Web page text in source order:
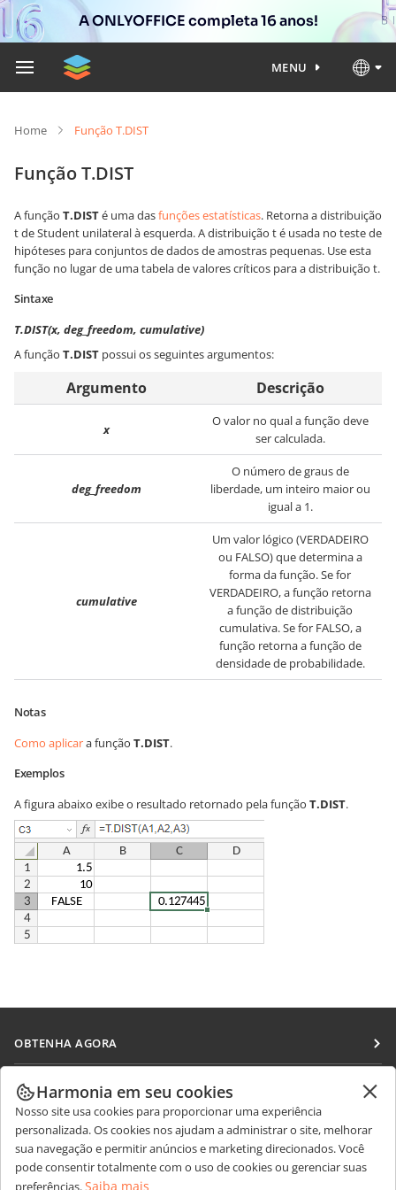
A ONLYOFFICE completa 16 anos!
MENU
Home Função T.DIST
Função T.DIST
A função T.DISTé uma dasfunções estatísticas. Retorna a distribuição
t de Student unilateral à esquerda. A distribuição t é usada no teste de
hipóteses para conjuntos de dados de amostras pequenas. Use esta
função no lugar de uma tabela de valores críticos para a distribuição t.
Sintaxe
T.DIST(x, deg_freedom, cumulative)
A função T.DIST possui os seguintes argumentos:
Argumento Descrição
x
O valor no qual a função deve
ser calculada.
deg_freedom
O número de graus de
liberdade, um inteiro maior ou
igual a 1.
cumulative
Um valor lógico (VERDADEIRO
ou FALSO) que determina a
forma da função. Se for
VERDADEIRO, a função retorna
a função de distribuição
cumulativa. Se for FALSO, a
função retorna a função de
densidade de probabilidade.
Notas
Como aplicara função T.DIST.
Exemplos
A figura abaixo exibe o resultado retornado pela função T.DIST.
OBTENHA AGORA
Docs
DocSpace
Workspace
Conectores
COLABORAR
Para colaboradores
Para tradutores
Para influenciadores
RECEBA NOTÍCIAS
Blog
OBTER AJUDA
Harmonia em seu cookies
Nosso site usa cookies para proporcionar uma experiência
personalizada. Os cookies nos ajudam a administrar o site, melhorar
sua navegação e permitir anúncios e marketing direcionados. Você
pode consentir totalmente com o uso de cookies ou gerenciar suas
preferências.Saiba mais